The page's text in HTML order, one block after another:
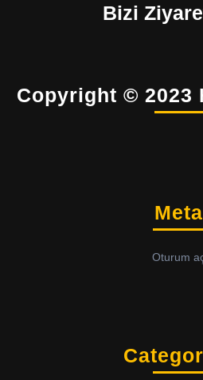
Bizi
Copyright © 2023
Meta
Oturum